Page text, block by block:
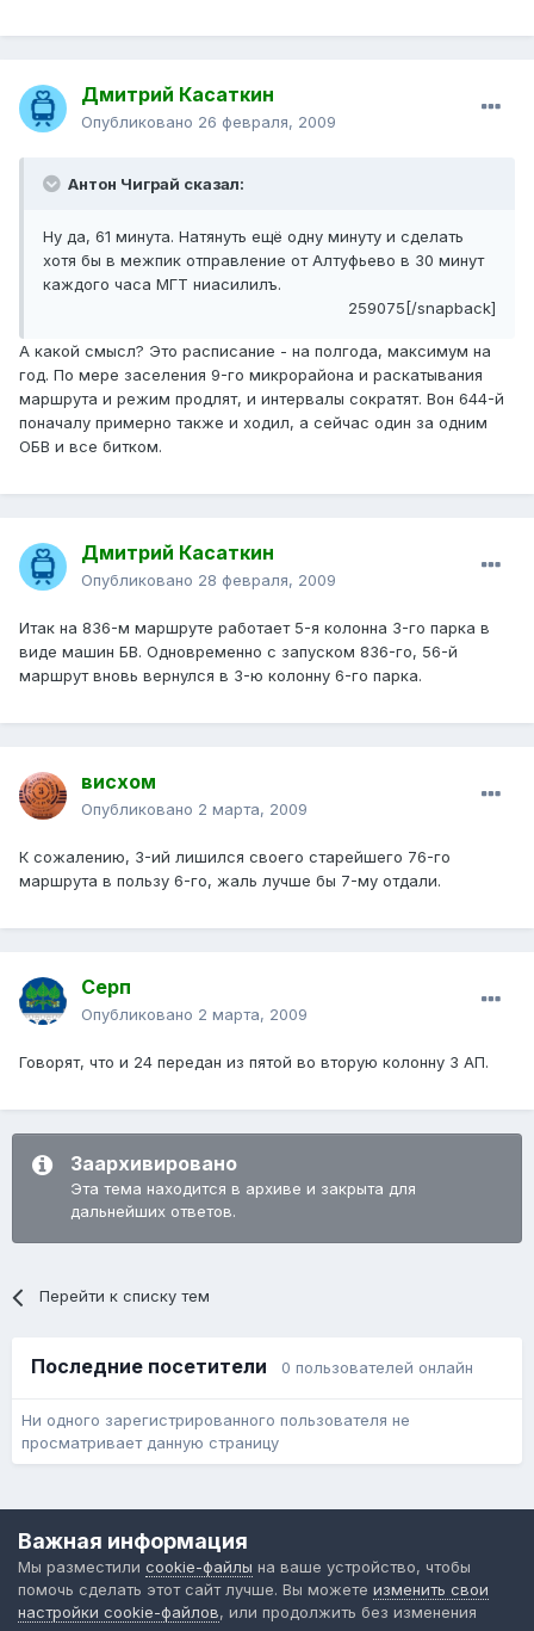
Дмитрий Касаткин
Опубликовано 26 февраля, 2009
Антон Чиграй сказал:
Ну да, 61 минута. Натянуть ещё одну минуту и сделать
хотя бы в межпик отправление от Алтуфьево в 30 минут
каждого часа МГТ ниасилилъ.
259075[/snapback]
А какой смысл? Это расписание - на полгода, максимум на
год. По мере заселения 9-го микрорайона и раскатывания
маршрута и режим продлят, и интервалы сократят. Вон 644-й
поначалу примерно также и ходил, а сейчас один за одним
ОБВ и все битком.
Дмитрий Касаткин
Опубликовано 28 февраля, 2009
Итак на 836-м маршруте работает 5-я колонна 3-го парка в
виде машин БВ. Одновременно с запуском 836-го, 56-й
маршрут вновь вернулся в 3-ю колонну 6-го парка.
висхом
Опубликовано 2 марта, 2009
К сожалению, 3-ий лишился своего старейшего 76-го
маршрута в пользу 6-го, жаль лучше бы 7-му отдали.
Серп
Опубликовано 2 марта, 2009
Говорят, что и 24 передан из пятой во вторую колонну 3 АП.
Заархивировано
Эта тема находится в архиве и закрыта для
дальнейших ответов.
Перейти к списку тем
Последние посетители 0 пользователей онлайн
Ни одного зарегистрированного пользователя не
просматривает данную страницу
Форум общественного транспорта
Powered by Invision Community
Важная информация
Мы разместили cookie-файлы на ваше устройство, чтобы
помочь сделать этот сайт лучше. Вы можете изменить свои
настройки cookie-файлов, или продолжить без изменения